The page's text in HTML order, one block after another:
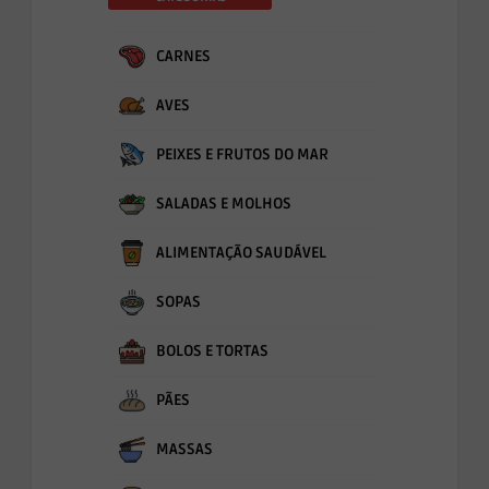
CARNES
AVES
PEIXES E FRUTOS DO MAR
SALADAS E MOLHOS
ALIMENTAÇÃO SAUDÁVEL
SOPAS
BOLOS E TORTAS
PÃES
MASSAS